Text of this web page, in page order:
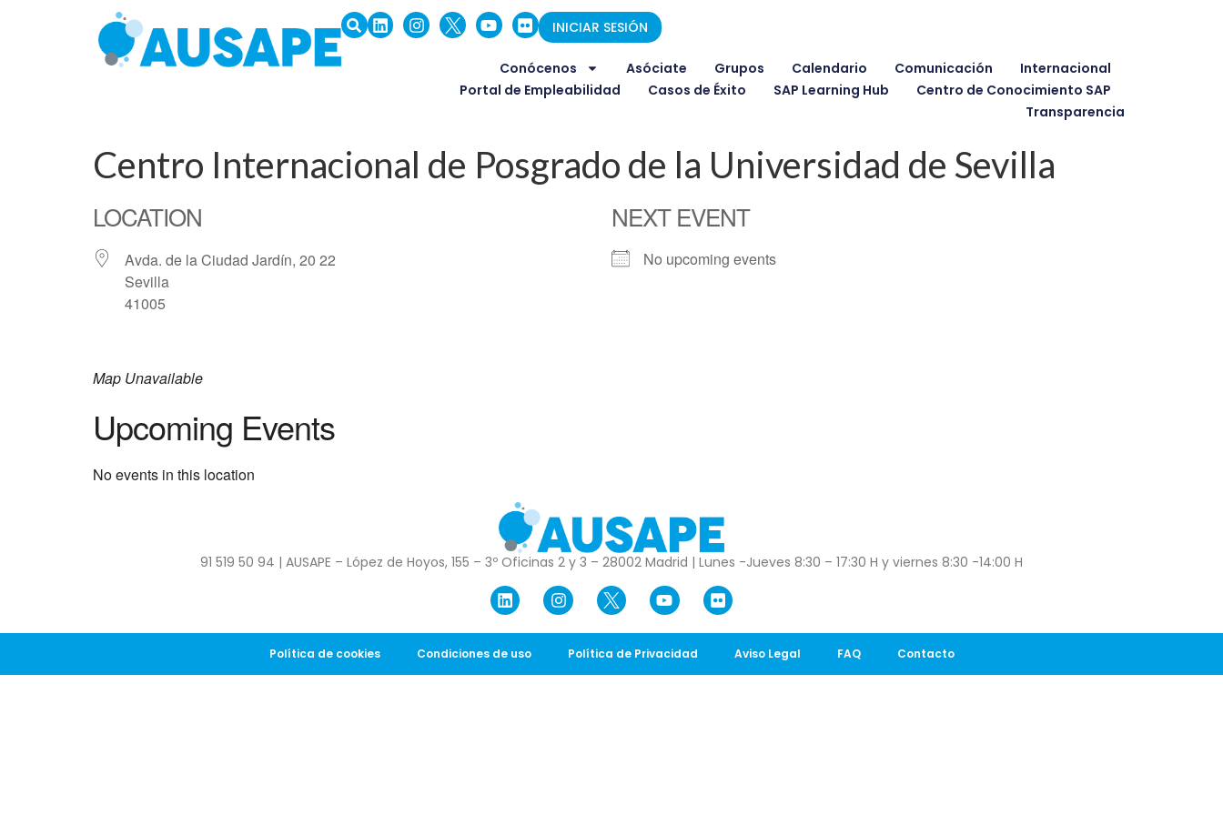
INICIAR SESIÓN
Conócenos Asóciate Grupos Calendario Comunicación
Internacional
Portal de Empleabilidad
Casos de Éxito SAP Learning Hub
Centro de Conocimiento SAP
Transparencia
Centro Internacional de Posgrado de la Universidad de Sevilla
LOCATION
Avda. de la Ciudad Jardín, 20 22
Sevilla
41005
NEXT EVENT
No upcoming events
Map Unavailable
Upcoming Events
No events in this location
91 519 50 94 | AUSAPE – López de Hoyos, 155 – 3º Oficinas 2 y 3 – 28002 Madrid | Lunes -Jueves 8:30 – 17:30 H y viernes 8:30 -14:00 H
Política de cookies Condiciones de uso Política de Privacidad Aviso Legal FAQ Contacto